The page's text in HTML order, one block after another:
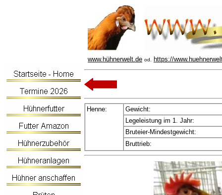
www.hühnerwelt.de od. https://
Henne:
Gewicht:
Legeleistung im 1. Jahr:
Bruteier-Mindestgewicht:
Bruttrieb: